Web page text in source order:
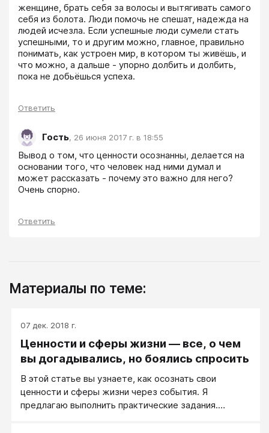
женщине, брать себя за волосы и вытягивать самого
себя из болота. Люди помочь не спешат, надежда на
людей исчезла. Если успешные люди сумели стать
успешными, то и другим можно, главное, правильно
понимать, как устроен мир, в котором ты живёшь, и
что можно, а дальше - упорно долбить и долбить,
пока не добьёшься успеха.
Ответить
Гость, 26 июня 2017 г. в 18:55
Вывод о том, что ценности осознанны, делается на
основании того, что человек над ними думал и
может рассказать - почему это важно для него?
Очень спорно.
Ответить
Материалы по теме:
07 дек. 2018 г.
Ценности и сферы жизни — все, о чем
вы догадывались, но боялись спросить
В этой статье вы узнаете, как осознать свои
ценности и сферы жизни через события. Я
предлагаю выполнить практические задания.